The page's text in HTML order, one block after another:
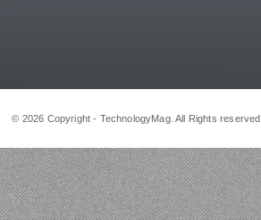
© 2026 Copyright - TechnologyMag. All Rights reserved.